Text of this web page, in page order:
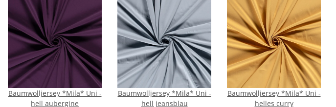
Baumwolljersey *Mila* Uni -
hell aubergine
Baumwolljersey *Mila* Uni -
hell jeansblau
Baumwolljersey *Mila* Uni -
helles curry